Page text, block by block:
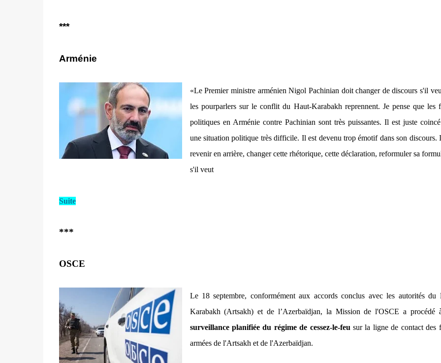
***
Arménie
«Le Premier ministre arménien Nigol Pachinian doit changer de discours s'il
les pourparlers sur le conflit du Haut-Karabakh reprennent. Je pense que les
politiques en Arménie contre Pachinian sont très puissantes. Il est juste
une situation politique très difficile. Il est devenu trop émotif dans son discours.
revenir en arrière, changer cette rhétorique, cette déclaration, reformuler sa
s'il veut
Suite
***
OSCE
Le 18 septembre, conformément aux accords conclus avec les autorités du
Karabakh (Artsakh) et de l’Azerbaïdjan, la Mission de l'OSCE a procédé
surveillance planifiée du régime de cessez-le-feu sur la ligne de contact des
armées de l'Artsakh et de l'Azerbaïdjan.